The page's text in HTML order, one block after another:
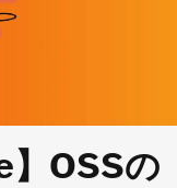
】OSSの